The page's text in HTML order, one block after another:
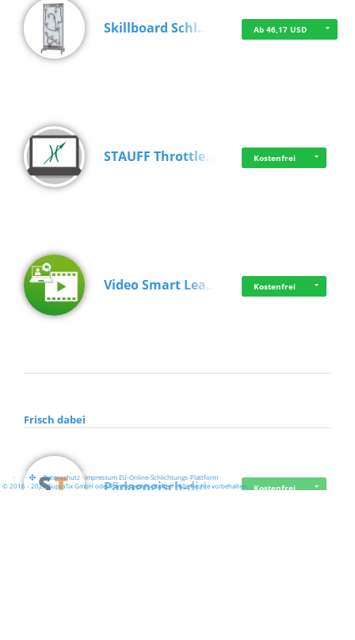
Skillboard Schl… Ab 46,17 USD
STAUFF Throttle… Kostenfrei
Video Smart Lea… Kostenfrei
Frisch dabei
Pädagogisch-did… Kostenfrei
· · ·Datenschutz·Impressum EU-Online-Schlichtungs-Plattform·
© 2016 - 2026 SupraTix GmbH oder Partnergesellschaften - Alle Rechte vorbehalten.